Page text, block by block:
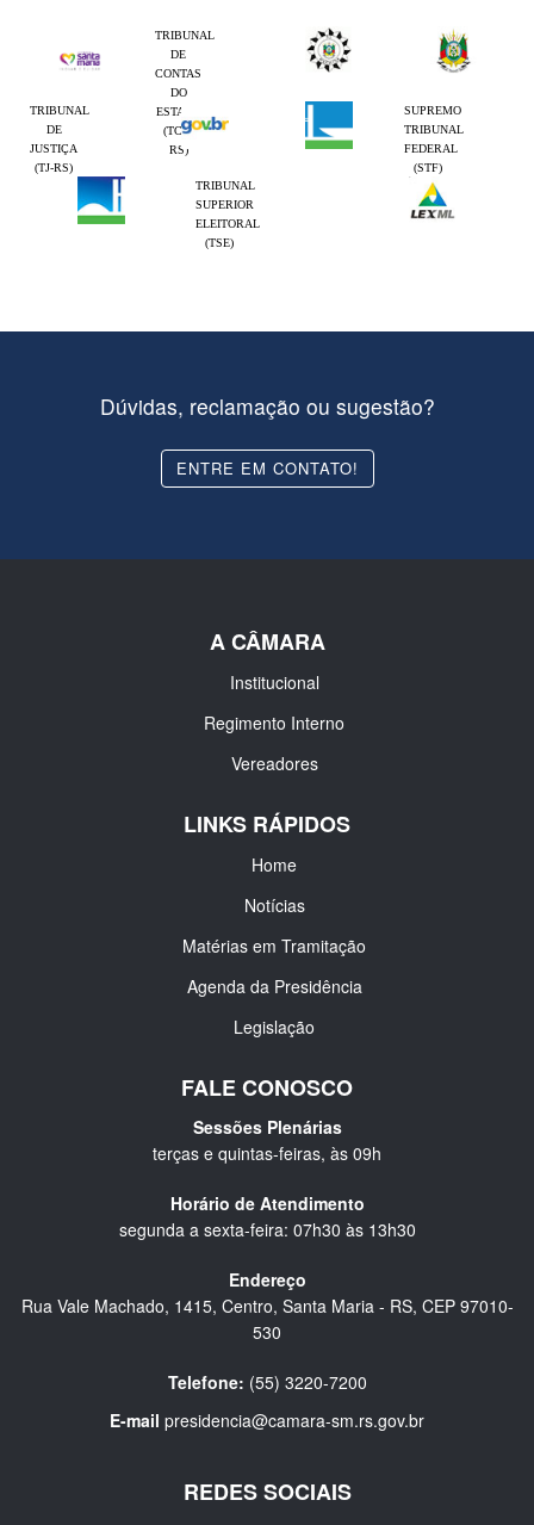
TRIBUNAL
DE
CONTAS
DO
ESTADO
(TCE-
RS)
TRIBUNAL
DE
JUSTIÇA
(TJ-RS)
SUPREMO
TRIBUNAL
FEDERAL
(STF)
TRIBUNAL
SUPERIOR
ELEITORAL
(TSE)
Dúvidas, reclamação ou sugestão?
ENTRE EM CONTATO!
A CÂMARA
Institucional
Regimento Interno
Vereadores
LINKS RÁPIDOS
Home
Notícias
Matérias em Tramitação
Agenda da Presidência
Legislação
FALE CONOSCO
Sessões Plenárias
terças e quintas-feiras, às 09h
Horário de Atendimento
segunda a sexta-feira: 07h30 às 13h30
Endereço
Rua Vale Machado, 1415, Centro, Santa Maria - RS, CEP 97010-
530
Telefone: (55) 3220-7200
E-mail presidencia@camara-sm.rs.gov.br
REDES SOCIAIS